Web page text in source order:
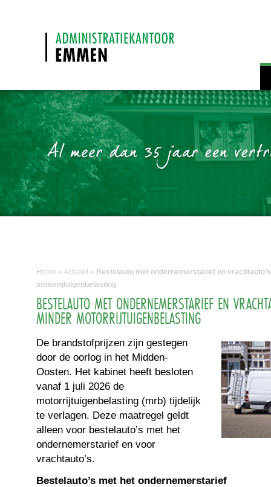
Home » Actueel » Bestelauto met ondernemerstarief en
motorrijtuigenbelasting
BESTELAUTO MET ONDERNEMERSTARIEF EN
MINDER MOTORRIJTUIGENBELASTING
De brandstofprijzen zijn gestegen
door de oorlog in het Midden-
Oosten. Het kabinet heeft besloten
vanaf 1 juli 2026 de
motorrijtuigenbelasting (mrb) tijdelijk
te verlagen. Deze maatregel geldt
alleen voor bestelauto’s met het
ondernemerstarief en voor
vrachtauto’s.
Bestelauto’s met het ondernemerstarief